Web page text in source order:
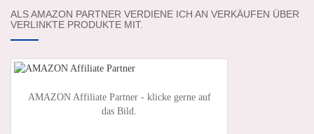
ALS AMAZON PARTNER VERDIENE ICH AN VERKÄUFEN ÜBER
VERLINKTE PRODUKTE MIT.
AMAZON Affiliate Partner - klicke gerne auf
das Bild.